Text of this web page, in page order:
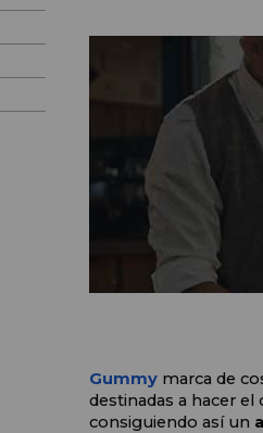
Gummy marca de
destinadas a hacer el
consiguiendo así un